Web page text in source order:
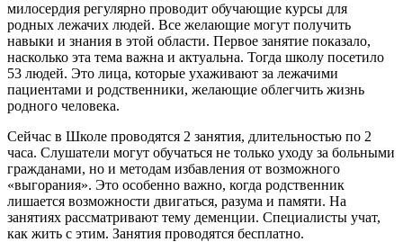
милосердия регулярно проводит обучающие курсы для
родных лежачих людей. Все желающие могут получить
навыки и знания в этой области. Первое занятие показало,
насколько эта тема важна и актуальна. Тогда школу посетило
53 людей. Это лица, которые ухаживают за лежачими
пациентами и родственники, желающие облегчить жизнь
родного человека.
Сейчас в Школе проводятся 2 занятия, длительностью по 2
часа. Слушатели могут обучаться не только уходу за больными
гражданами, но и методам избавления от возможного
«выгорания». Это особенно важно, когда родственник
лишается возможности двигаться, разума и памяти. На
занятиях рассматривают тему деменции. Специалисты учат,
как жить с этим. Занятия проводятся бесплатно.